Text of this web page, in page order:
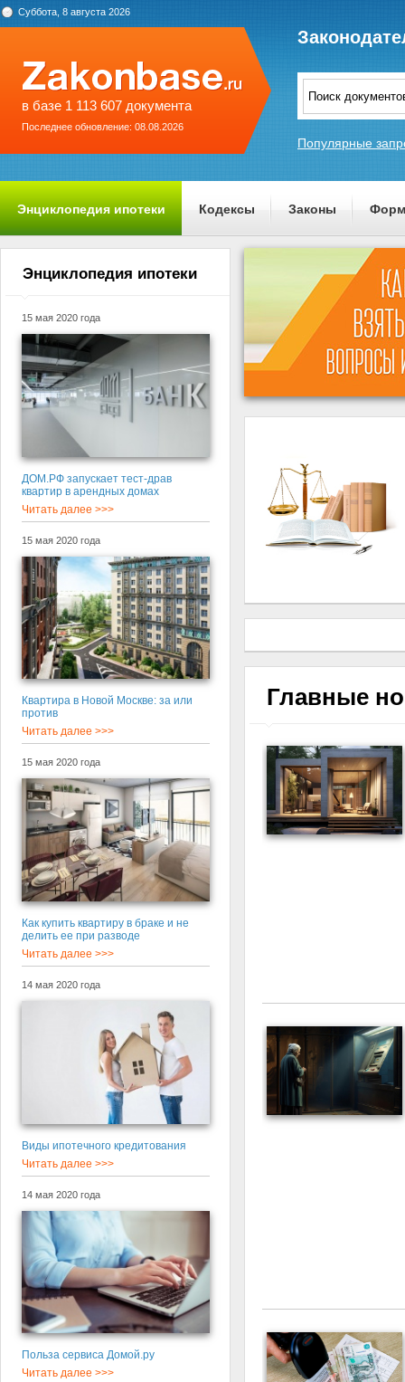
Суббота, 8 августа 2026
в базе 1 113 607 документа
Последнее обновление: 08.08.2026
Популярные
Энциклопедия ипотеки Кодексы Законы
О проекте
Энциклопедия ипотеки
15 мая 2020 года
ДОМ.РФ запускает тест-драв
квартир в арендных домах
Читать далее >>>
15 мая 2020 года
Квартира в Новой Москве: за или
против
Читать далее >>>
15 мая 2020 года
Как купить квартиру в браке и не
делить ее при разводе
Читать далее >>>
14 мая 2020 года
Виды ипотечного кредитования
Читать далее >>>
14 мая 2020 года
Польза сервиса Домой.ру
Читать далее >>>
Главные